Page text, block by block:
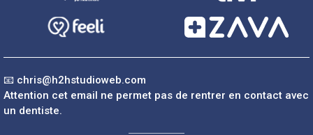
📧 chris@h2hstudioweb.com
Attention cet email ne permet pas de rentrer en contact avec
un dentiste.